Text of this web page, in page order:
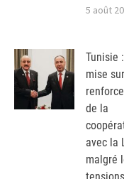
5 août
Tunisie
mise
de la
avec la
malgré